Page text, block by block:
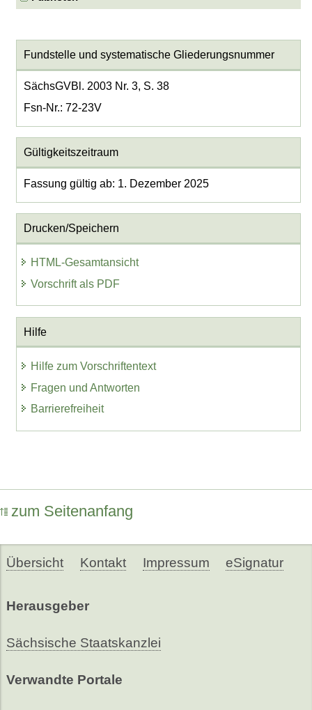
Fundstelle und systematische Gliederungsnummer
SächsGVBl. 2003 Nr. 3, S. 38
Fsn-Nr.: 72-23V
Gültigkeitszeitraum
Fassung gültig ab: 1. Dezember 2025
Drucken/Speichern
HTML-Gesamtansicht
Vorschrift als PDF
Hilfe
Hilfe zum Vorschriftentext
Fragen und Antworten
Barrierefreiheit
zum Seitenanfang
Übersicht Kontakt Impressum eSignatur
Herausgeber
Sächsische Staatskanzlei
Verwandte Portale